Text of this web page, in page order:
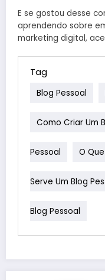
E se gostou desse
aprendendo sobre
marketing digital,
Tag
Blog Pessoal
Como Criar Um
Pessoal O
Serve Um Blog
Blog Pessoal